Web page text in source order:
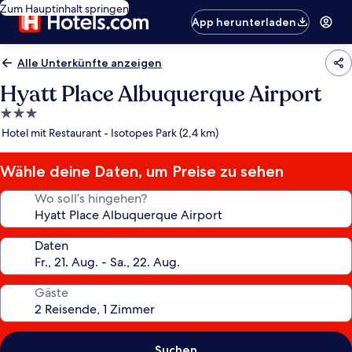
Zum Hauptinhalt springen
App herunterladen
Alle Unterkünfte anzeigen
Hyatt Place Albuquerque Airport
3.0-
Sterne-
Hotel mit Restaurant - Isotopes Park (2,4 km)
Wähle deine Daten, um Preise zu sehen
Wo soll’s hingehen?
Daten
Gäste